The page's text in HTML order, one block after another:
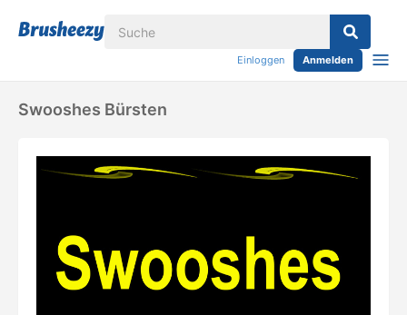
Einloggen Anmelden
Swooshes Bürsten